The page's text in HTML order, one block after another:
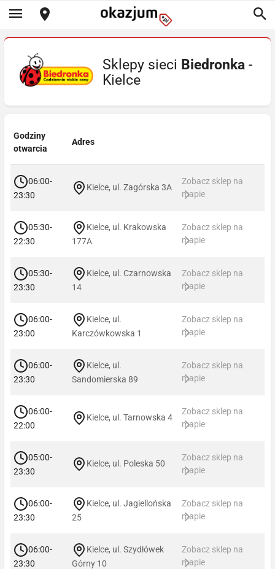
Sklepy sieci Biedronka -
Kielce
Godziny
otwarcia
Adres
06:00-
23:30
Kielce, ul. Zagórska 3A
Zobacz sklep na
mapie
05:30-
22:30
Kielce, ul. Krakowska
177A
Zobacz sklep na
mapie
05:30-
23:30
Kielce, ul. Czarnowska
14
Zobacz sklep na
mapie
06:00-
23:00
Kielce, ul.
Karczówkowska 1
Zobacz sklep na
mapie
06:00-
23:30
Kielce, ul.
Sandomierska 89
Zobacz sklep na
mapie
06:00-
22:00
Kielce, ul. Tarnowska 4
Zobacz sklep na
mapie
05:00-
23:30
Kielce, ul. Poleska 50
Zobacz sklep na
mapie
06:00-
23:30
Kielce, ul. Jagiellońska
25
Zobacz sklep na
mapie
06:00-
23:30
Kielce, ul. Szydłówek
Górny 10
Zobacz sklep na
mapie